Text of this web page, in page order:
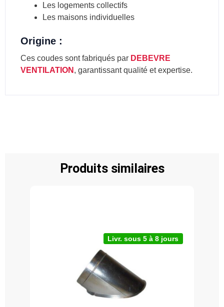
Les logements collectifs
Les maisons individuelles
Origine :
Ces coudes sont fabriqués par DEBEVRE
VENTILATION , garantissant qualité et expertise.
Produits similaires
Livr. sous 5 à 8 jours